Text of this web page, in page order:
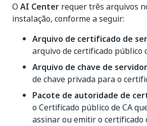
O AI Center requer três arquivos
instalação, conforme a seguir:
Arquivo de certificado de
arquivo de certificado público
Arquivo de chave de
de chave privada para o
Pacote de autoridade de
o Certificado público de CA
assinar ou emitir o certificado